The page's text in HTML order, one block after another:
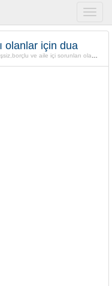
olanlar için dua
ve aile içi sorunları olanlar için dua